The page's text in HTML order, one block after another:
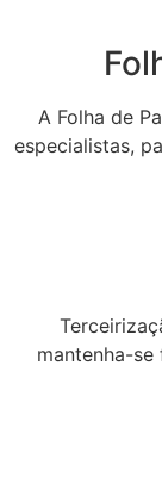
A Folha de
especialistas,
mantenha-